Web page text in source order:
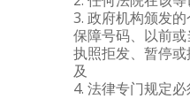
政府机构颁发
保障号码、以前
执照拒发、暂停
及
法律专门规定必